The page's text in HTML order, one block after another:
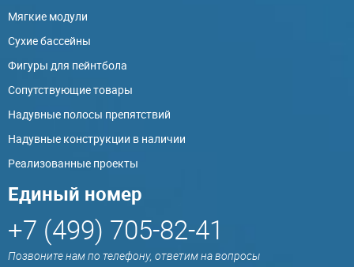
Мягкие модули
Сухие бассейны
Фигуры для пейнтбола
Сопутствующие товары
Надувные полосы препятствий
Надувные конструкции в наличии
Реализованные проекты
Единый номер
+7 (499) 705-82-41
Позвоните нам по телефону, ответим на вопросы